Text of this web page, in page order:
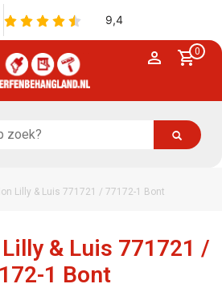
0
Lilly & Luis 771721 / 77172-1 Bont
& Luis 771721 /
1 Bont